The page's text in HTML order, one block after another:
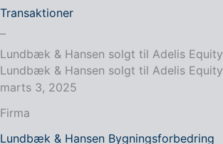
Transaktioner
–
Lundbæk & Hansen solgt til Adelis Equity
Lundbæk & Hansen solgt til Adelis Equity
marts 3, 2025
Firma
Lundbæk & Hansen Bygningsforbedring